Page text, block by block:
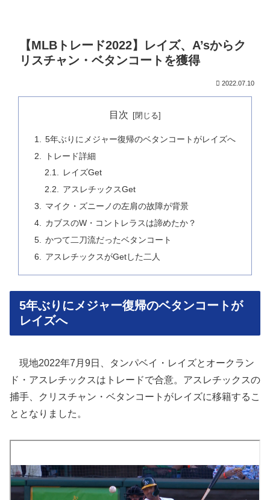
【MLBトレード2022】レイズ、A’sからク
リスチャン・ベタンコートを獲得
2022.07.10
目次
5年ぶりにメジャー復帰のベタンコートがレイズへ
トレード詳細
レイズGet
アスレチックスGet
マイク・ズニーノの左肩の故障が背景
カブスのW・コントレラスは諦めたか？
かつて二刀流だったベタンコート
アスレチックスがGetした二人
5年ぶりにメジャー復帰のベタンコートが
レイズへ
現地2022年7月9日、タンパベイ・レイズとオークラン
ド・アスレチックスはトレードで合意。アスレチックスの
捕手、クリスチャン・ベタンコートがレイズに移籍するこ
ととなりました。